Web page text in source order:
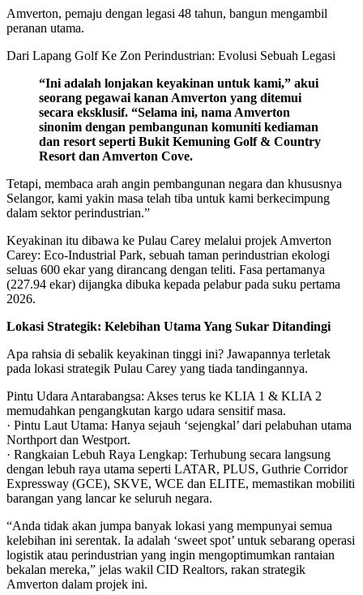
Amverton, pemaju dengan legasi 48 tahun, bangun mengambil
peranan utama.
Dari Lapang Golf Ke Zon Perindustrian: Evolusi Sebuah Legasi
“Ini adalah lonjakan keyakinan untuk kami,” akui
seorang pegawai kanan Amverton yang ditemui
secara eksklusif. “Selama ini, nama Amverton
sinonim dengan pembangunan komuniti kediaman
dan resort seperti Bukit Kemuning Golf & Country
Resort dan Amverton Cove.
Tetapi, membaca arah angin pembangunan negara dan khususnya
Selangor, kami yakin masa telah tiba untuk kami berkecimpung
dalam sektor perindustrian.”
Keyakinan itu dibawa ke Pulau Carey melalui projek Amverton
Carey: Eco-Industrial Park, sebuah taman perindustrian ekologi
seluas 600 ekar yang dirancang dengan teliti. Fasa pertamanya
(227.94 ekar) dijangka dibuka kepada pelabur pada suku pertama
2026.
Lokasi Strategik: Kelebihan Utama Yang Sukar Ditandingi
Apa rahsia di sebalik keyakinan tinggi ini? Jawapannya terletak
pada lokasi strategik Pulau Carey yang tiada tandingannya.
Pintu Udara Antarabangsa: Akses terus ke KLIA 1 & KLIA 2
memudahkan pengangkutan kargo udara sensitif masa.
· Pintu Laut Utama: Hanya sejauh ‘sejengkal’ dari pelabuhan utama
Northport dan Westport.
· Rangkaian Lebuh Raya Lengkap: Terhubung secara langsung
dengan lebuh raya utama seperti LATAR, PLUS, Guthrie Corridor
Expressway (GCE), SKVE, WCE dan ELITE, memastikan mobiliti
barangan yang lancar ke seluruh negara.
“Anda tidak akan jumpa banyak lokasi yang mempunyai semua
kelebihan ini serentak. Ia adalah ‘sweet spot’ untuk sebarang operasi
logistik atau perindustrian yang ingin mengoptimumkan rantaian
bekalan mereka,” jelas wakil CID Realtors, rakan strategik
Amverton dalam projek ini.